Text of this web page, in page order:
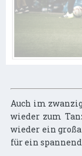
Auch im
wieder zum
wieder ein
für ein